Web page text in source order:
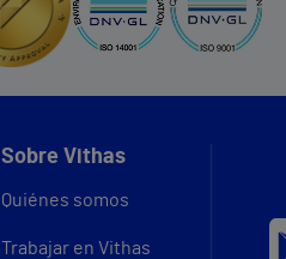
Sobre Vithas
Quiénes somos
Trabajar en Vithas